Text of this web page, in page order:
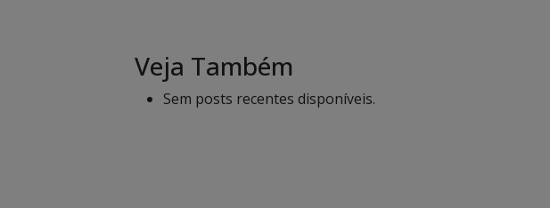
Veja Também
Sem posts recentes disponíveis.